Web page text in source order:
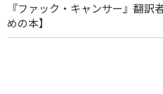
『ファック・キャンサー』翻訳
めの本】